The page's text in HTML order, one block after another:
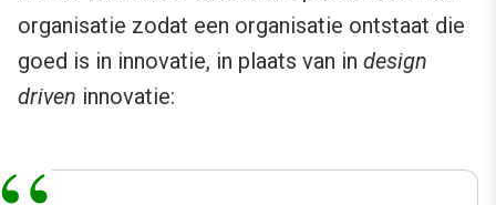
organisatie zodat een organisatie ontstaat die
goed is in innovatie, in plaats van in design
driven innovatie: